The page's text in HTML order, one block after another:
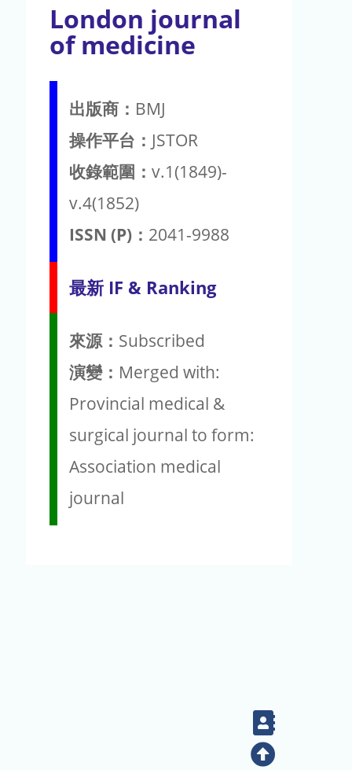
London journal
of medicine
出版商： BMJ
操作平台： JSTOR
收錄範圍： v.1(1849)-
v.4(1852)
ISSN (P)： 2041-9988
最新 IF & Ranking
來源： Subscribed
演變： Merged with:
Provincial medical &
surgical journal to form:
Association medical
journal
Contact